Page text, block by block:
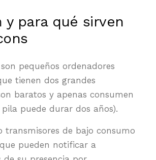
y para qué sirven
pequeños ordenadores
tienen dos grandes
baratos y apenas consumen
puede durar dos años).
transmisores de bajo consumo
pueden notificar a